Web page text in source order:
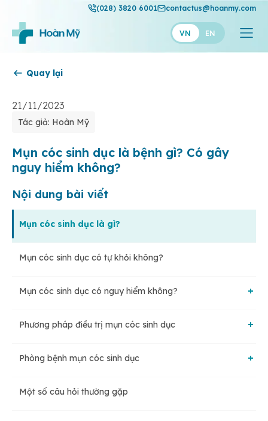
(028) 3820 6001 contactus@hoanmy.com
VN EN
Thuận Mỹ
Quay lại
21/11/2023
Tác giả: Hoàn Mỹ
Mụn cóc sinh dục là bệnh gì? Có gây
nguy hiểm không?
Nội dung bài viết
Mụn cóc sinh dục là gì?
Mụn cóc sinh dục có tự khỏi không?
Mụn cóc sinh dục có nguy hiểm không?
Ảnh hưởng tâm lý
Phương pháp điều trị mụn cóc sinh dục
Liệu pháp áp lạnh
Phòng bệnh mụn cóc sinh dục
Vai trò của vắc xin trong phòng ngừa HPV
Một số câu hỏi thường gặp